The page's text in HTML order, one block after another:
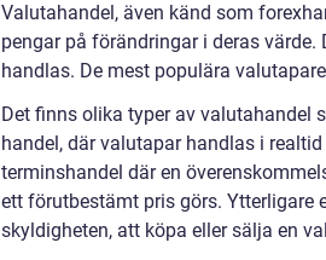
Valutahandel, även känd som
pengar på förändringar i deras
handlas. De mest populära
Det finns olika typer av valutahandel
handel, där valutapar handlas i
terminshandel där en
ett förutbestämt pris görs. Ytterligare
skyldigheten, att köpa eller sälja en